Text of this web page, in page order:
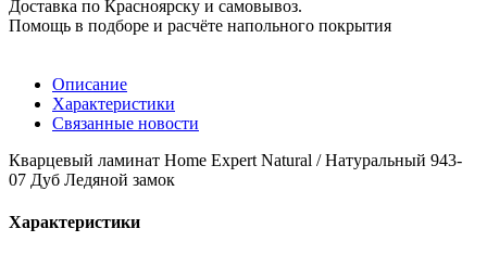
Доставка по Красноярску и самовывоз.
Помощь в подборе и расчёте напольного покрытия
Описание
Характеристики
Связанные новости
Кварцевый ламинат Home Expert Natural / Натуральный 943-
07 Дуб Ледяной замок
Характеристики